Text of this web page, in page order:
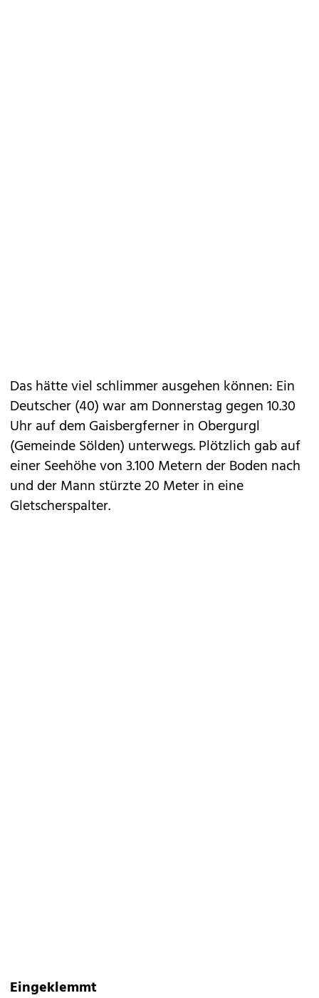
Das hätte viel schlimmer ausgehen können: Ein
Deutscher (40) war am Donnerstag gegen 10.30
Uhr auf dem Gaisbergferner in Obergurgl
(Gemeinde Sölden) unterwegs. Plötzlich gab auf
einer Seehöhe von 3.100 Metern der Boden nach
und der Mann stürzte 20 Meter in eine
Gletscherspalter.
Eingeklemmt